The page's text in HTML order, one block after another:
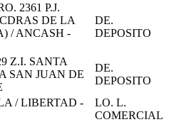
2361 P.J.
DE LA
/ ANCASH -
DE.
DEPOSITO
Z.I. SANTA
SAN JUAN DE
DE.
DEPOSITO
/ LIBERTAD -
LO. L.
COMERCIAL